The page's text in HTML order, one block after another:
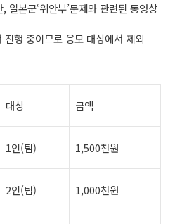
본군‘위안부’문제와 관련된 동영상
진행 중이므로 응모 대상에서 제외
대상 금액
1인(팀) 1,500천원
2인(팀) 1,000천원